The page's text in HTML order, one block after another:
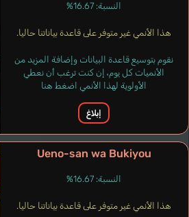
النسبة: 16.67%
هذا الأنمي غير متوفر على قاعدة بياناتنا حاليا.
نقوم بتوسيع قاعدة البيانات وإضافة المزيد من
الأنميات كل يوم، إن كنت ترغب أن نعطي
الأولوية لهذا الأنمي اضغط هنا
إبلاغ
Ueno-san wa Bukiyou
النسبة: 16.67%
هذا الأنمي غير متوفر على قاعدة بياناتنا حاليا.